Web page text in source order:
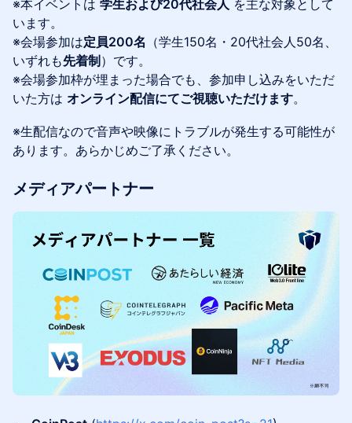
※本イベントは 学生および20代社会人 を主な対象として
います。
※会場参加は定員200名 （学生150名・20代社会人50名、
いずれも先着制）です。
※会場参加枠が埋まった場合でも、参加申し込みをいただ
いた方は オンライン配信にてご視聴いただけます。
※生配信なので音声や映像にトラブルが発生する可能性が
あります。あらかじめご了承ください。
メディアパートナー